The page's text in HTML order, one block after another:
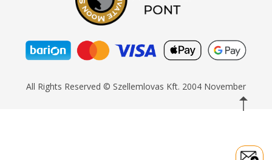
All Rights Reserved © Szellemlovas Kft. 2004 November